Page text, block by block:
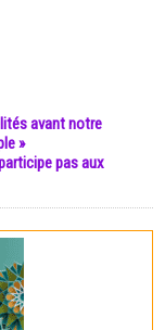
avant notre
»
pas aux